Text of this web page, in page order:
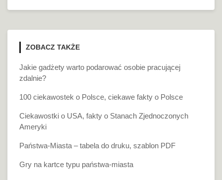
ZOBACZ TAKŻE
Jakie gadżety warto podarować osobie pracującej
zdalnie?
100 ciekawostek o Polsce, ciekawe fakty o Polsce
Ciekawostki o USA, fakty o Stanach Zjednoczonych
Ameryki
Państwa-Miasta – tabela do druku, szablon PDF
Gry na kartce typu państwa-miasta